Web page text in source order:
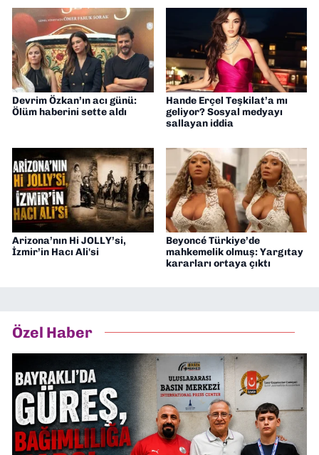
Devrim Özkan’ın acı günü:
Ölüm haberini sette aldı
Hande Erçel Teşkilat’a mı
geliyor? Sosyal medyayı
sallayan iddia
Arizona’nın Hi JOLLY’si,
İzmir’in Hacı Ali'si
Beyoncé Türkiye’de
mahkemelik olmuş: Yargıtay
kararları ortaya çıktı
Özel Haber